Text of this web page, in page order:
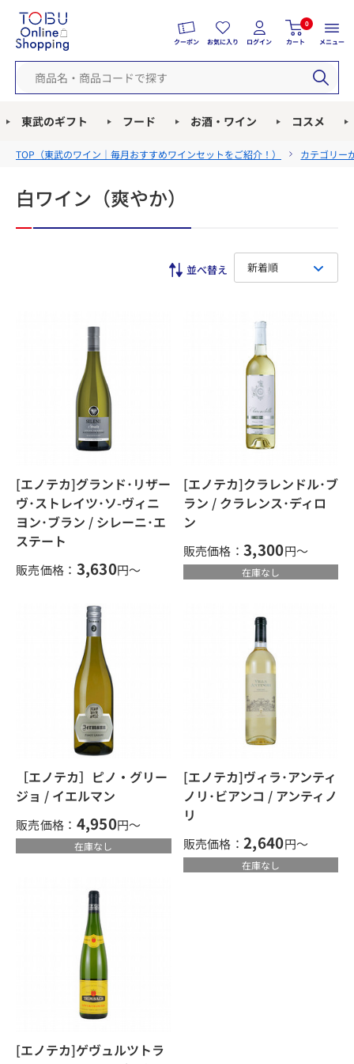
クーポン お気に入り ログイン
0
カート メニュー
東武のギフト フード お酒・ワイン コスメ
TOP（東武のワイン｜毎月おすすめワインセットをご紹介！ ） カテゴリー
白ワイン（爽やか）
新着順
[エノテカ]グランド･リザー
ヴ･ストレイツ･ソ-ヴィニ
ヨン･ブラン / シレーニ･エ
ステート
販売価格： 3,630円～
[エノテカ]クラレンドル･ブ
ラン / クラレンス･ディロ
ン
販売価格： 3,300円～
在庫なし
［エノテカ］ピノ・グリー
ジョ / イエルマン
販売価格： 4,950円～
在庫なし
[エノテカ]ヴィラ･アンティ
ノリ･ビアンコ / アンティノ
リ
販売価格： 2,640円～
在庫なし
[エノテカ]ゲヴュルツトラ